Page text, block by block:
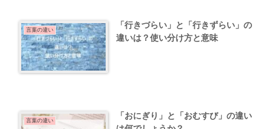
言葉の違い
「行きづらい」と「行きずらい」の
違いは？使い分け方と意味
言葉の違い
「おにぎり」と「おむすび」の違い